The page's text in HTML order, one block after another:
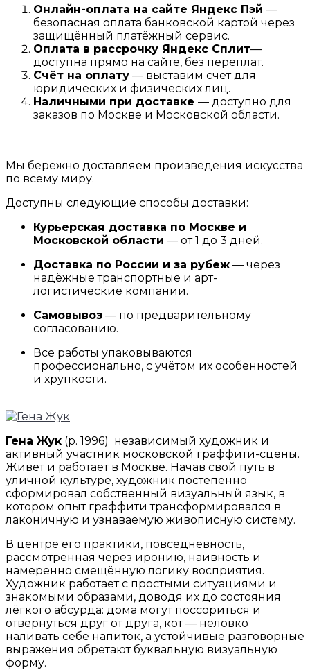
Онлайн-оплата на сайте Яндекс Пэй —
безопасная оплата банковской картой через
защищённый платёжный сервис.
Оплата в рассрочку Яндекс Сплит—
доступна прямо на сайте, без переплат.
Счёт на оплату — выставим счёт для
юридических и физических лиц.
Наличными при доставке — доступно для
заказов по Москве и Московской области.
Мы бережно доставляем произведения искусства
по всему миру.
Доступны следующие способы доставки:
Курьерская доставка по Москве и
Московской области — от 1 до 3 дней.
Доставка по России и за рубеж — через
надёжные транспортные и арт-
логистические компании.
Самовывоз — по предварительному
согласованию.
Все работы упаковываются
профессионально, с учётом их особенностей
и хрупкости.
Гена Жук (р. 1996) независимый художник и
активный участник московской граффити-сцены.
Живёт и работает в Москве. Начав свой путь в
уличной культуре, художник постепенно
сформировал собственный визуальный язык, в
котором опыт граффити трансформировался в
лаконичную и узнаваемую живописную систему.
В центре его практики, повседневность,
рассмотренная через иронию, наивность и
намеренно смещённую логику восприятия.
Художник работает с простыми ситуациями и
знакомыми образами, доводя их до состояния
лёгкого абсурда: дома могут поссориться и
отвернуться друг от друга, кот — неловко
наливать себе напиток, а устойчивые разговорные
выражения обретают буквальную визуальную
форму.